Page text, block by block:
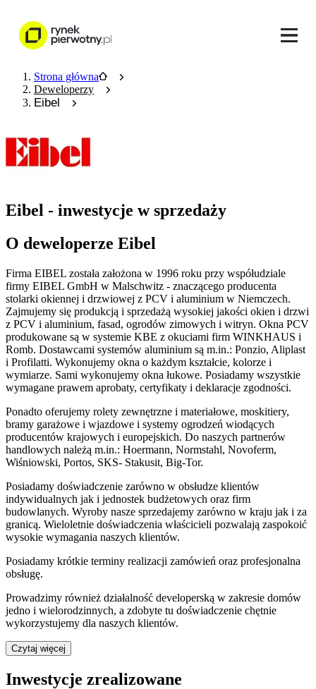
Strona główna
Deweloperzy
Eibel
Eibel - inwestycje w sprzedaży
O deweloperze Eibel
Firma EIBEL została założona w 1996 roku przy współudziale
firmy EIBEL GmbH w Malschwitz - znaczącego producenta
stolarki okiennej i drzwiowej z PCV i aluminium w Niemczech.
Zajmujemy się produkcją i sprzedażą wysokiej jakości okien i drzwi
z PCV i aluminium, fasad, ogrodów zimowych i witryn. Okna PCV
produkowane są w systemie KBE z okuciami firm WINKHAUS i
Romb. Dostawcami systemów aluminium są m.in.: Ponzio, Aliplast
i Profilatti. Wykonujemy okna o każdym kształcie, kolorze i
wymiarze. Sami wykonujemy okna łukowe. Posiadamy wszystkie
wymagane prawem aprobaty, certyfikaty i deklaracje zgodności.
Ponadto oferujemy rolety zewnętrzne i materiałowe, moskitiery,
bramy garażowe i wjazdowe i systemy ogrodzeń wiodących
producentów krajowych i europejskich. Do naszych partnerów
handlowych należą m.in.: Hoermann, Normstahl, Novoferm,
Wiśniowski, Portos, SKS- Stakusit, Big-Tor.
Posiadamy doświadczenie zarówno w obsłudze klientów
indywidualnych jak i jednostek budżetowych oraz firm
budowlanych. Wyroby nasze sprzedajemy zarówno w kraju jak i za
granicą. Wieloletnie doświadczenia właścicieli pozwalają zaspokoić
wysokie wymagania naszych klientów.
Posiadamy krótkie terminy realizacji zamówień oraz profesjonalna
obsługę.
Prowadzimy również działalność developerską w zakresie domów
jedno i wielorodzinnych, a zdobyte tu doświadczenie chętnie
wykorzystujemy dla naszych klientów.
Czytaj więcej
Inwestycje zrealizowane